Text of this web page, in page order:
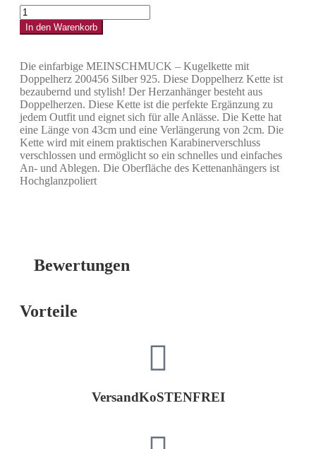
In den Warenkorb
Die einfarbige MEINSCHMUCK – Kugelkette mit
Doppelherz 200456 Silber 925. Diese Doppelherz Kette ist
bezaubernd und stylish! Der Herzanhänger besteht aus
Doppelherzen. Diese Kette ist die perfekte Ergänzung zu
jedem Outfit und eignet sich für alle Anlässe. Die Kette hat
eine Länge von 43cm und eine Verlängerung von 2cm. Die
Kette wird mit einem praktischen Karabinerverschluss
verschlossen und ermöglicht so ein schnelles und einfaches
An- und Ablegen. Die Oberfläche des Kettenanhängers ist
Hochglanzpoliert
Bewertungen
Vorteile
VersandKoSTENFREI